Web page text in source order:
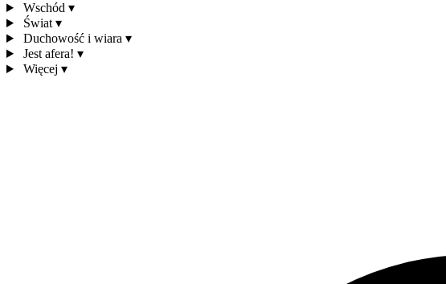
Wschód ▾
Świat ▾
Duchowość i wiara ▾
Jest afera! ▾
Więcej ▾